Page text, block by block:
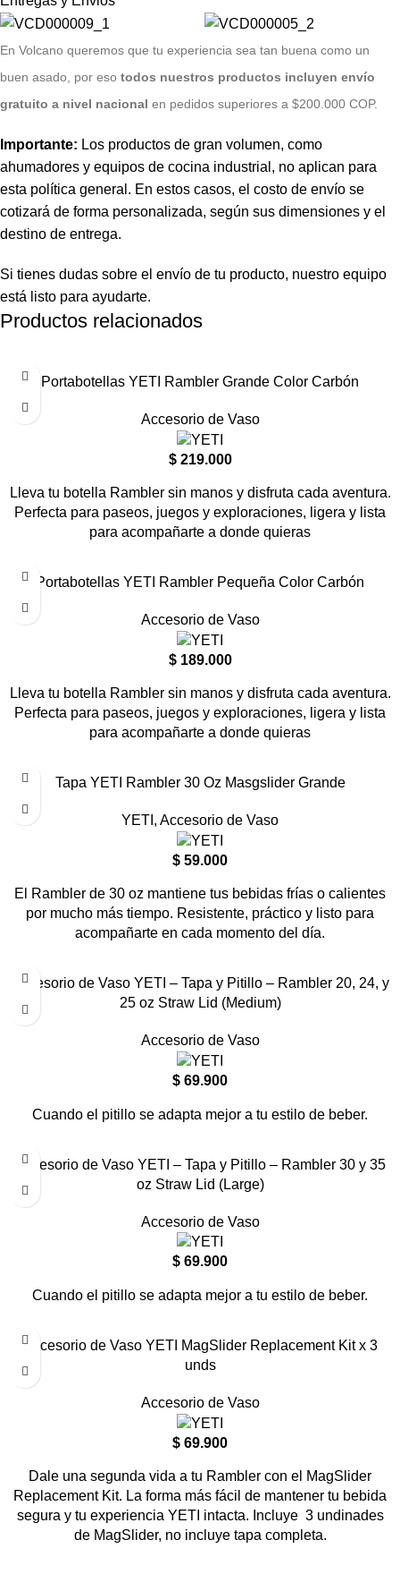
En Volcano queremos que tu experiencia sea tan buena como un
buen asado, por eso todos nuestros productos incluyen envío
gratuito a nivel nacional en pedidos superiores a $200.000 COP.
Importante: Los productos de gran volumen, como
ahumadores y equipos de cocina industrial, no aplican para
esta política general. En estos casos, el costo de envío se
cotizará de forma personalizada, según sus dimensiones y el
destino de entrega.
Si tienes dudas sobre el envío de tu producto, nuestro equipo
está listo para ayudarte.
Productos relacionados
Portabotellas YETI Rambler Grande Color Carbón
Accesorio de Vaso
$219.000
Lleva tu botella Rambler sin manos y disfruta cada aventura.
Perfecta para paseos, juegos y exploraciones, ligera y lista
para acompañarte a donde quieras
Portabotellas YETI Rambler Pequeña Color Carbón
Accesorio de Vaso
$189.000
Lleva tu botella Rambler sin manos y disfruta cada aventura.
Perfecta para paseos, juegos y exploraciones, ligera y lista
para acompañarte a donde quieras
Tapa YETI Rambler 30 Oz Masgslider Grande
YETI , Accesorio de Vaso
$ 59.000
El Rambler de 30 oz mantiene tus bebidas frías o calientes
por mucho más tiempo. Resistente, práctico y listo para
acompañarte en cada momento del día.
Accesorio de Vaso YETI – Tapa y Pitillo – Rambler 20, 24, y
25 oz Straw Lid (Medium)
Accesorio de Vaso
$ 69.900
Cuando el pitillo se adapta mejor a tu estilo de beber.
Accesorio de Vaso YETI – Tapa y Pitillo – Rambler 30 y 35
oz Straw Lid (Large)
Accesorio de Vaso
$ 69.900
Cuando el pitillo se adapta mejor a tu estilo de beber.
Accesorio de Vaso YETI MagSlider Replacement Kit x 3
unds
Accesorio de Vaso
$ 69.900
Dale una segunda vida a tu Rambler con el MagSlider
Replacement Kit. La forma más fácil de mantener tu bebida
segura y tu experiencia YETI intacta. Incluye 3 undinades
de MagSlider, no incluye tapa completa.